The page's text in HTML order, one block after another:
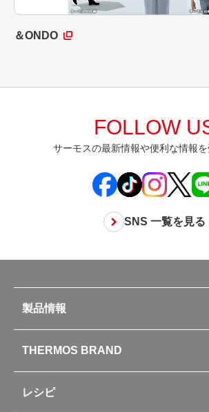
＆ONDO
FOLLOW
サーモスの最新情報や便利な情報を
SNS 一覧を見る
製品情報
水筒
お弁当
キッチン用品
THERMOS BRAND
レシピ